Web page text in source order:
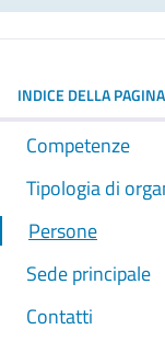
INDICE DELLA PAGINA
Competenze
Tipologia di
Persone
Sede principale
Contatti